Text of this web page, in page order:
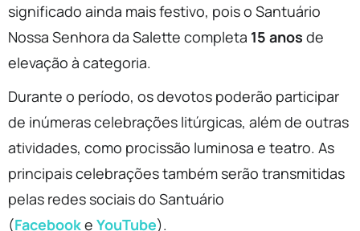
significado ainda mais festivo, pois o Santuário
Nossa Senhora da Salette completa 15 anos de
elevação à categoria.
Durante o período, os devotos poderão participar
de inúmeras celebrações litúrgicas, além de outras
atividades, como procissão luminosa e teatro. As
principais celebrações também serão transmitidas
pelas redes sociais do Santuário
(Facebooke YouTube).